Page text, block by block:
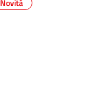
Novità